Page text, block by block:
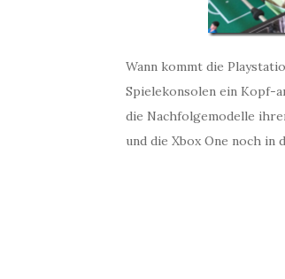
Wann kommt die
Spielekonsolen ein Kopf-
die Nachfolgemodelle
und die Xbox One noch